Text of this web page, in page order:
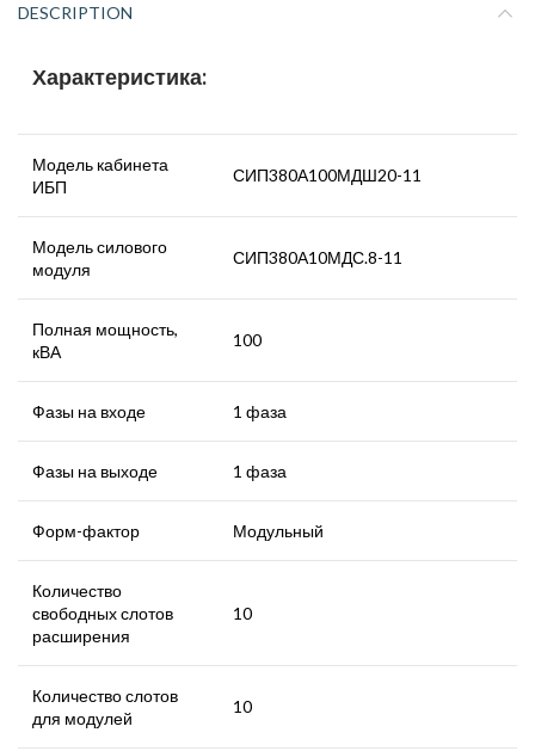
DESCRIPTION
Характеристика:
Модель кабинета
ИБП
СИП380А100МДШ20-11
Модель силового
модуля
СИП380А10МДС.8-11
Полная мощность,
кВА
100
Фазы на входе 1 фаза
Фазы на выходе 1 фаза
Форм-фактор Модульный
Количество
свободных слотов
расширения
10
Количество слотов
для модулей
10